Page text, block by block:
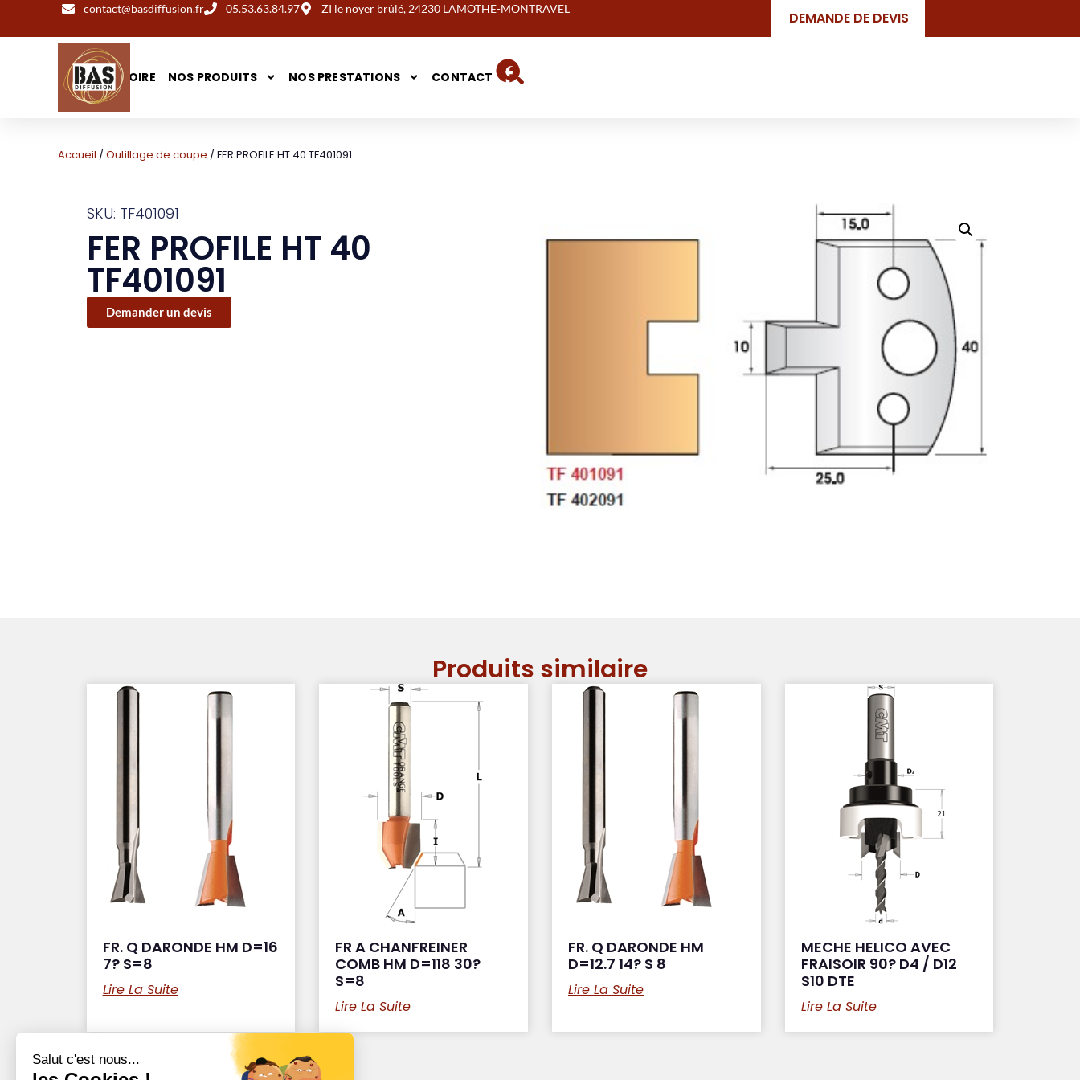
contact@basdiffusion.fr 05.53.63.84.97 ZI le noyer brûlé, 24230 LAMOTHE-MONTRAVEL
DEMANDE DE DEVIS
NOTRE HISTOIRE NOS PRODUITS NOS PRESTATIONS CONTACT
Accueil / Outillage de coupe / FER PROFILE HT 40 TF401091
SKU: TF401091
FER PROFILE HT 40
TF401091
Demander un devis
Produits similaire
FR. Q DARONDE HM D=16
7? S=8
Lire La Suite
FR A CHANFREINER
COMB HM D=118 30?
S=8
Lire La Suite
FR. Q DARONDE HM
D=12.7 14? S 8
Lire La Suite
MECHE HELICO AVEC
FRAISOIR 90? D4 / D12
S10 DTE
Lire La Suite